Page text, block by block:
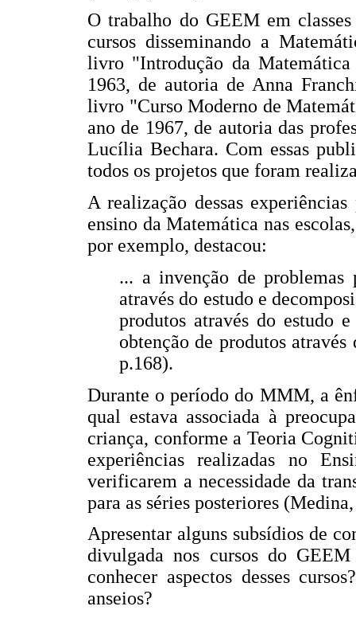
O trabalho do GEEM em
cursos disseminando a
livro "Introdução da
1963, de autoria de Anna
livro "Curso Moderno de
ano de 1967, de autoria das
Lucília Bechara. Com essas
todos os projetos que foram
A realização dessas
ensino da Matemática nas
por exemplo, destacou:
... a invenção de problemas
através do estudo e
produtos através do estudo
obtenção de produtos
p.168).
Durante o período do MMM, a
qual estava associada à
criança, conforme a Teoria
experiências realizadas no
verificarem a necessidade da
para as séries posteriores
Apresentar alguns subsídios de
divulgada nos cursos do
conhecer aspectos desses
anseios?